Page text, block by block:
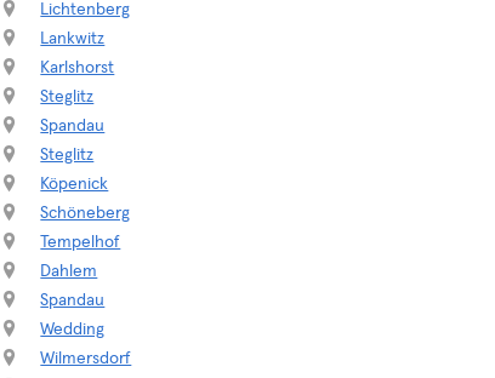
Lichtenberg
Lankwitz
Karlshorst
Steglitz
Spandau
Steglitz
Köpenick
Schöneberg
Tempelhof
Dahlem
Spandau
Wedding
Wilmersdorf